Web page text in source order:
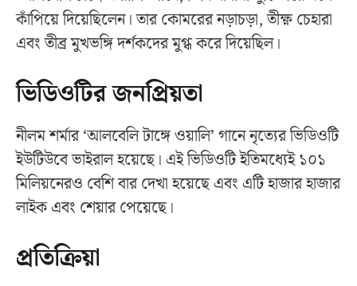
কাঁপিয়ে দিয়েছিলেন। তার কোমরের নড়াচড়া, তীক্ষ্ণ চেহারা
এবং তীব্র মুখভঙ্গি দর্শকদের মুগ্ধ করে দিয়েছিল।
ভিডিওটির জনপ্রিয়তা
নীলম শর্মার ‘আলবেলি টাঙ্গে ওয়ালি’ গানে নৃত্যের ভিডিওটি
ইউটিউবে ভাইরাল হয়েছে। এই ভিডিওটি ইতিমধ্যেই ১০১
মিলিয়নেরও বেশি বার দেখা হয়েছে এবং এটি হাজার হাজার
লাইক এবং শেয়ার পেয়েছে।
প্রতিক্রিয়া